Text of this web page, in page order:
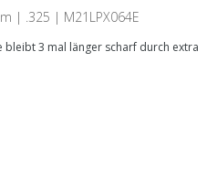
| .325 | M21LPX064E
bleibt 3 mal länger scharf durch extra